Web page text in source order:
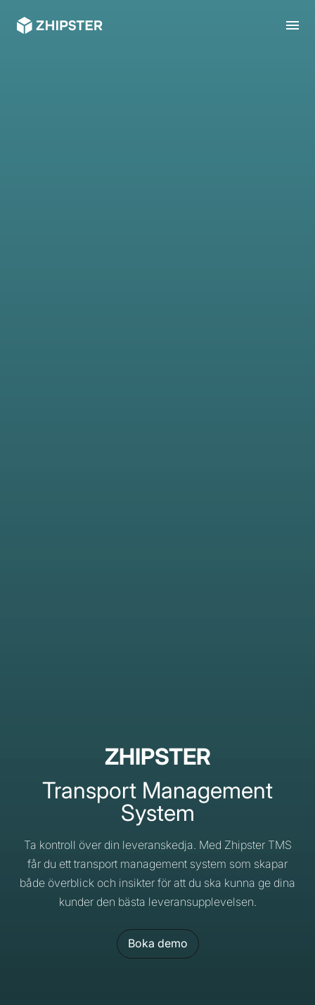
ZHIPSTER
Transport Management
System
Ta kontroll över din leveranskedja. Med Zhipster TMS
får du ett transport management system som skapar
både överblick och insikter för att du ska kunna ge dina
kunder den bästa leveransupplevelsen.
Boka demo